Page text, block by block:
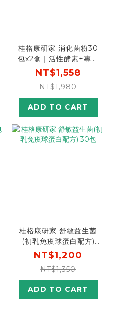
桂格康研家 消化菌粉30
包x2盒｜活性酵素+專利
益生菌，消化代謝、排便
順暢
NT$1,558
NT$1,980
ADD TO CART
桂格康研家 舒敏益生菌
(初乳免疫球蛋白配方)
30包
NT$1,200
NT$1,350
ADD TO CART